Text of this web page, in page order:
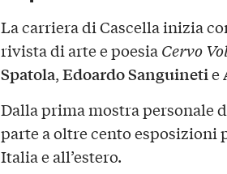
La carriera di Cascella inizia
rivista di arte e poesiaCervo
Spatola,Edoardo Sanguinetie
Dalla prima mostra personale
parte a oltre cento esposizioni
Italia e all’estero.